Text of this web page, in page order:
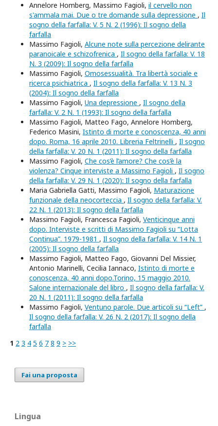
Annelore Homberg, Massimo Fagioli, il cervello non
s'ammala mai. Due o tre domande sulla depressione , Il
sogno della farfalla: V. 5 N. 2 (1996): Il sogno della
farfalla
Massimo Fagioli, Alcune note sulla percezione delirante
paranoicale e schizofrenica , Il sogno della farfalla: V. 18
N. 3 (2009): Il sogno della farfalla
Massimo Fagioli, Omosessualità. Tra libertà sociale e
ricerca psichiatrica , Il sogno della farfalla: V. 13 N. 3
(2004): Il sogno della farfalla
Massimo Fagioli, Una depressione , Il sogno della
farfalla: V. 2 N. 1 (1993): Il sogno della farfalla
Massimo Fagioli, Matteo Fago, Annelore Homberg,
Federico Masini, Istinto di morte e conoscenza, 40 anni
dopo. Roma, 16 aprile 2010. Libreria Feltrinelli , Il sogno
della farfalla: V. 20 N. 1 (2011): Il sogno della farfalla
Massimo Fagioli, Che cos’è l’amore? Che cos’è la
violenza? Cinque interviste a Massimo Fagioli , Il sogno
della farfalla: V. 29 N. 1 (2020): Il sogno della farfalla
Maria Gabriella Gatti, Massimo Fagioli, Maturazione
funzionale della neocorteccia , Il sogno della farfalla: V.
22 N. 1 (2013): Il sogno della farfalla
Massimo Fagioli, Francesca Fagioli, Venticinque anni
dopo. Interviste e scritti di Massimo Fagioli su “Lotta
Continua”. 1979-1981 , Il sogno della farfalla: V. 14 N. 1
(2005): Il sogno della farfalla
Massimo Fagioli, Matteo Fago, Giovanni Del Missier,
Antonio Marinelli, Cecilia Iannaco, Istinto di morte e
conoscenza, 40 anni dopo.Torino, 15 maggio 2010.
Salone internazionale del libro , Il sogno della farfalla: V.
20 N. 1 (2011): Il sogno della farfalla
Massimo Fagioli, Ventuno parole. Due articoli su “Left” ,
Il sogno della farfalla: V. 26 N. 2 (2017): Il sogno della
farfalla
1 2 3 4 5 6 7 8 9 > >>
Fai una proposta
Lingua